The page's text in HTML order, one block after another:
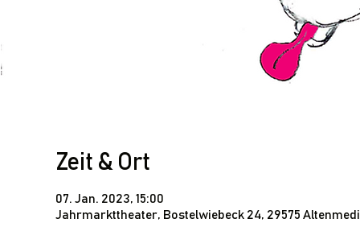
Zeit & Ort
07. Jan. 2023, 15:00
Jahrmarkttheater, Bostelwiebeck 24, 29575